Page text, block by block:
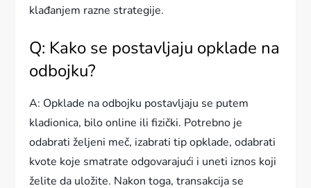
klađanjem razne strategije.
Q: Kako se postavljaju opklade na
odbojku?
A: Opklade na odbojku postavljaju se putem
kladionica, bilo online ili fizički. Potrebno je
odabrati željeni meč, izabrati tip opklade, odabrati
kvote koje smatrate odgovarajući i uneti iznos koji
želite da uložite. Nakon toga, transakcija se